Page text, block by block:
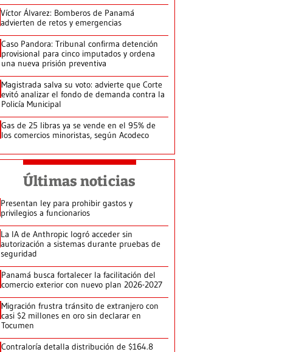
Víctor Álvarez: Bomberos de Panamá
advierten de retos y emergencias
Caso Pandora: Tribunal confirma detención
provisional para cinco imputados y ordena
una nueva prisión preventiva
Magistrada salva su voto: advierte que Corte
evitó analizar el fondo de demanda contra la
Policía Municipal
Gas de 25 libras ya se vende en el 95% de
los comercios minoristas, según Acodeco
Últimas noticias
Presentan ley para prohibir gastos y
privilegios a funcionarios
La IA de Anthropic logró acceder sin
autorización a sistemas durante pruebas de
seguridad
Panamá busca fortalecer la facilitación del
comercio exterior con nuevo plan 2026-2027
Migración frustra tránsito de extranjero con
casi $2 millones en oro sin declarar en
Tocumen
Contraloría detalla distribución de $164.8